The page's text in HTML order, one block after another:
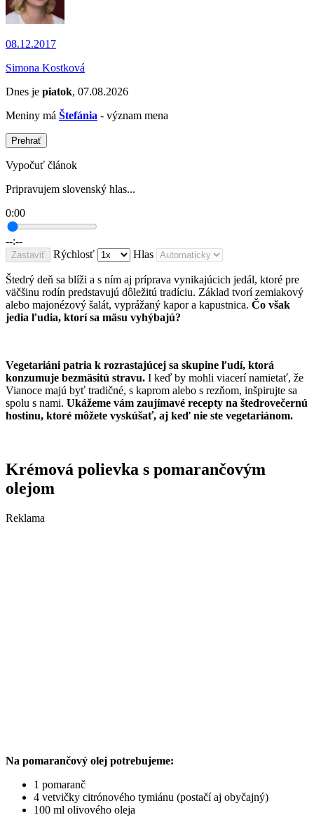
08.12.2017
Simona Kostková
Dnes je piatok, 07.08.2026
Meniny má Štefánia - význam mena
Prehrať
Vypočuť článok
Pripravujem slovenský hlas...
0:00
--:--
Zastaviť Rýchlosť Hlas
Štedrý deň sa blíži a s ním aj príprava vynikajúcich jedál, ktoré pre
väčšinu rodín predstavujú dôležitú tradíciu. Základ tvorí zemiakový
alebo majonézový šalát, vyprážaný kapor a kapustnica. Čo však
jedia ľudia, ktorí sa mäsu vyhýbajú?
Vegetariáni patria k rozrastajúcej sa skupine ľudí, ktorá
konzumuje bezmäsitú stravu. I keď by mohli viacerí namietať, že
Vianoce majú byť tradičné, s kaprom alebo s rezňom, inšpirujte sa
spolu s nami. Ukážeme vám zaujímavé recepty na štedrovečernú
hostinu, ktoré môžete vyskúšať, aj keď nie ste vegetariánom.
Krémová polievka s pomarančovým
olejom
Reklama
Na pomarančový olej potrebujeme:
1 pomaranč
4 vetvičky citrónového tymiánu (postačí aj obyčajný)
100 ml olivového oleja